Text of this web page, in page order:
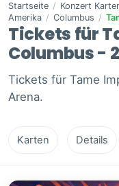
Startseite / Konzert
Amerika / Columbus /
Tickets für
Columbus -
Tickets für Tame
Arena.
Karten Details